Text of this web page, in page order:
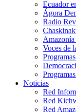
Ecuador
Ágora
Radio
Voces de
Noticias
Red
Red
Red